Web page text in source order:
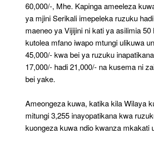
60,000/-, Mhe. Kapinga ameeleza
ya mjini Serikali imepeleka ruzuku
maeneo ya Vijijini ni kati ya asilimia 50
kutolea mfano iwapo mtungi ulikuwa
45,000/- kwa bei ya ruzuku
17,000/- hadi 21,000/- na kusema ni
bei yake.
Ameongeza kuwa, katika kila Wilaya
mitungi 3,255 inayopatikana kwa
kuongeza kuwa ndio kwanza mkakati